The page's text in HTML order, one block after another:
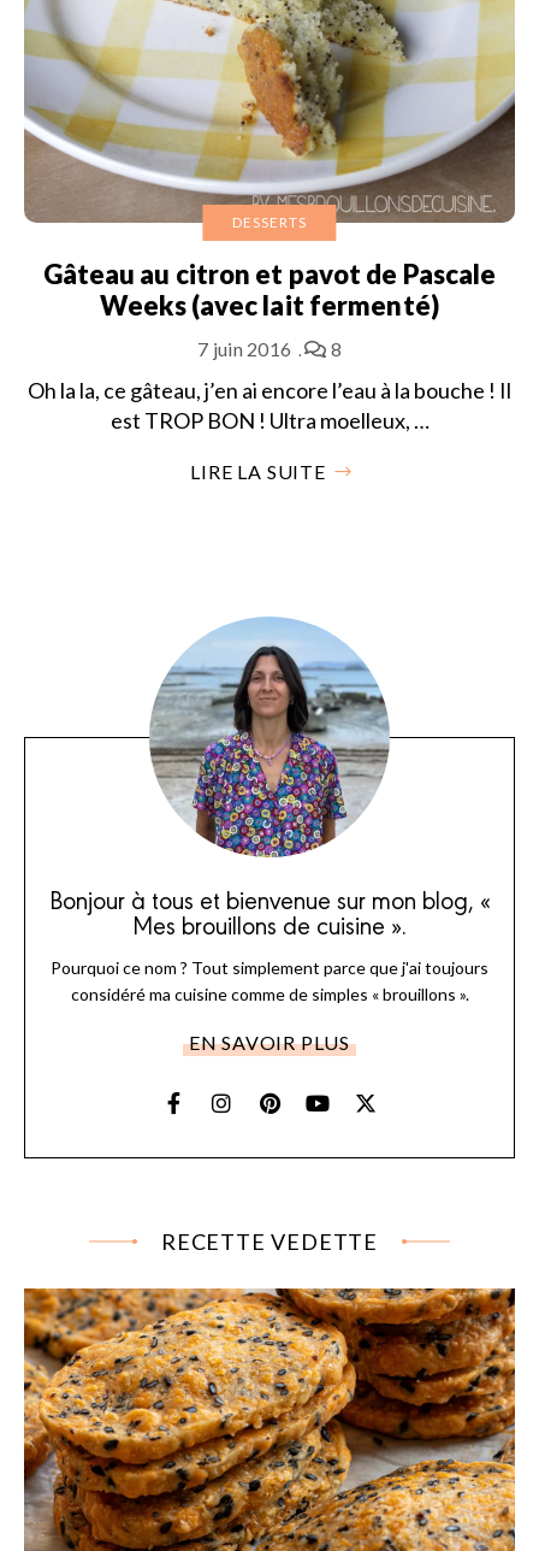
DESSERTS
Gâteau au citron et pavot de Pascale
Weeks (avec lait fermenté)
7 juin 2016 8
Oh la la, ce gâteau, j’en ai encore l’eau à la bouche ! Il
est TROP BON ! Ultra moelleux, …
LIRE LA SUITE
Bonjour à tous et bienvenue sur mon blog, «
Mes brouillons de cuisine ».
Pourquoi ce nom ? Tout simplement parce que j'ai toujours
considéré ma cuisine comme de simples « brouillons ».
EN SAVOIR PLUS
RECETTE VEDETTE